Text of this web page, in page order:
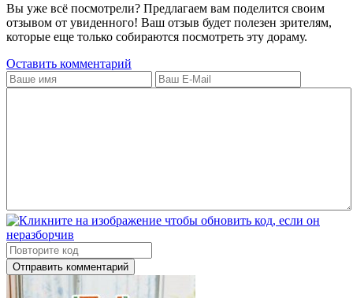
Вы уже всё посмотрели? Предлагаем вам поделится своим
отзывом от увиденного! Ваш отзыв будет полезен зрителям,
которые еще только собираются посмотреть эту дораму.
Оставить комментарий
Отправить комментарий